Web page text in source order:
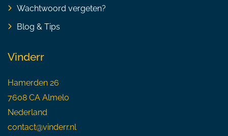
Wachtwoord vergeten?
Blog & Tips
Vinderr
Hamerden 26
7608 CA Almelo
Nederland
contact@vinderr.nl